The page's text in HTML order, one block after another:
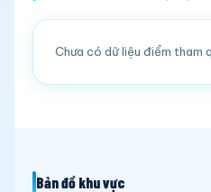
Chưa có dữ liệu điểm tham
Bản đồ khu vực